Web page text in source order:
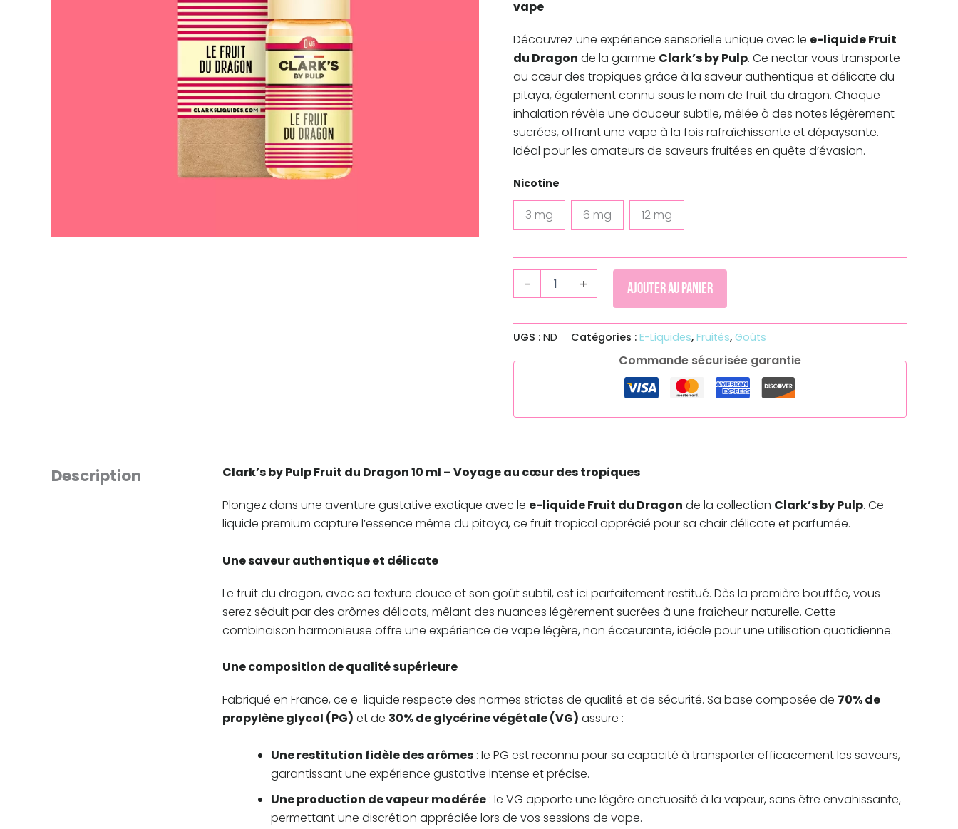
vape
Découvrez une expérience sensorielle unique avec le e-liquide Fruit
du Dragon de la gamme Clark’s by Pulp. Ce nectar vous transporte
au cœur des tropiques grâce à la saveur authentique et délicate du
pitaya, également connu sous le nom de fruit du dragon. Chaque
inhalation révèle une douceur subtile, mêlée à des notes légèrement
sucrées, offrant une vape à la fois rafraîchissante et dépaysante.
Idéal pour les amateurs de saveurs fruitées en quête d’évasion.
Nicotine
3 mg 6 mg 12 mg
- + Ajouter au panier
UGS : ND Catégories : E-Liquides, Fruités, Goûts
Commande sécurisée garantie
Description
Clark’s by Pulp Fruit du Dragon 10 ml – Voyage au cœur des tropiques
Plongez dans une aventure gustative exotique avec le e-liquide Fruit du Dragon de la collection Clark’s by Pulp. Ce
liquide premium capture l’essence même du pitaya, ce fruit tropical apprécié pour sa chair délicate et parfumée.
Une saveur authentique et délicate
Le fruit du dragon, avec sa texture douce et son goût subtil, est ici parfaitement restitué. Dès la première bouffée, vous
serez séduit par des arômes délicats, mêlant des nuances légèrement sucrées à une fraîcheur naturelle. Cette
combinaison harmonieuse offre une expérience de vape légère, non écœurante, idéale pour une utilisation quotidienne.
Une composition de qualité supérieure
Fabriqué en France, ce e-liquide respecte des normes strictes de qualité et de sécurité. Sa base composée de 70% de
propylène glycol (PG) et de 30% de glycérine végétale (VG) assure :
Une restitution fidèle des arômes : le PG est reconnu pour sa capacité à transporter efficacement les saveurs,
garantissant une expérience gustative intense et précise.
Une production de vapeur modérée : le VG apporte une légère onctuosité à la vapeur, sans être envahissante,
permettant une discrétion appréciée lors de vos sessions de vape.